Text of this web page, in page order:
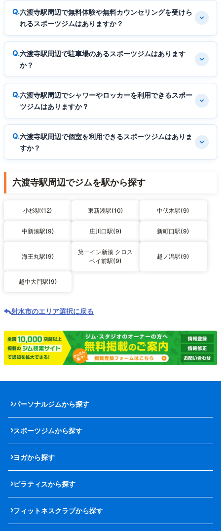
六渡寺駅周辺で無料体験や無料カウンセリングを受けら
れるスポーツジムはありますか？
六渡寺駅周辺で駐車場のあるスポーツジムはあります
か？
六渡寺駅周辺でシャワーやロッカーを利用できるスポー
ツジムはありますか？
六渡寺駅周辺で個室を利用できるスポーツジムはありま
すか？
六渡寺駅周辺でジムを駅から探す
小杉駅(12) 東新湊駅(10) 中伏木駅(9)
中新湊駅(9) 庄川口駅(9) 新町口駅(9)
海王丸駅(9)
第一イン新湊 クロス
ベイ前駅(9)
越ノ潟駅(9)
越中大門駅(9)
射水市のエリア選択に戻る
パーソナルジムから探す
スポーツジムから探す
ヨガから探す
ピラティスから探す
フィットネスクラブから探す